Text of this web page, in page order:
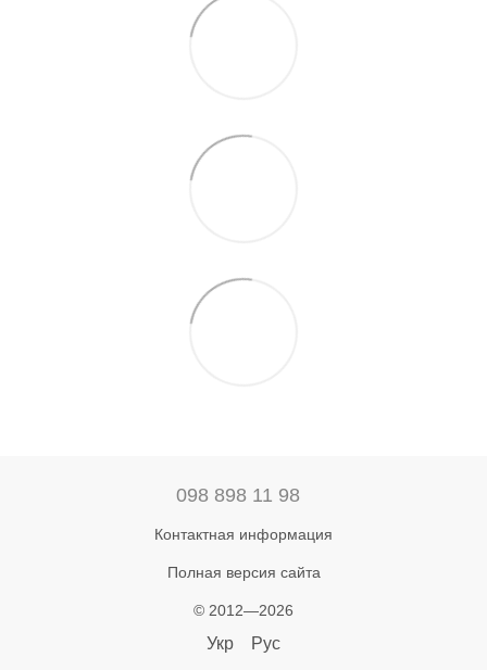
098 898 11 98
Контактная информация
Полная версия сайта
© 2012—2026
Укр Рус